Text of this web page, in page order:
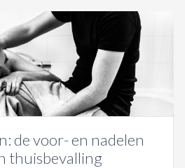
de voor- en nadelen
thuisbevalling